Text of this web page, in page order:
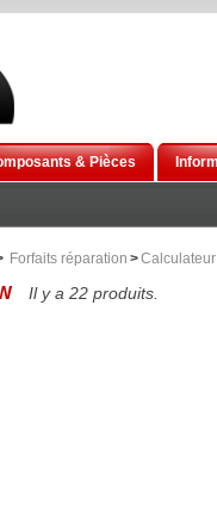
& Pièces
Forfaits réparation >
Il y a 22 produits.